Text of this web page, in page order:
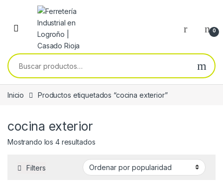
Skip to navigation
Skip to content
0
Buscar por:
Inicio Productos etiquetados “cocina exterior”
cocina exterior
Mostrando los 4 resultadosOrdenado por popularidad
Filters